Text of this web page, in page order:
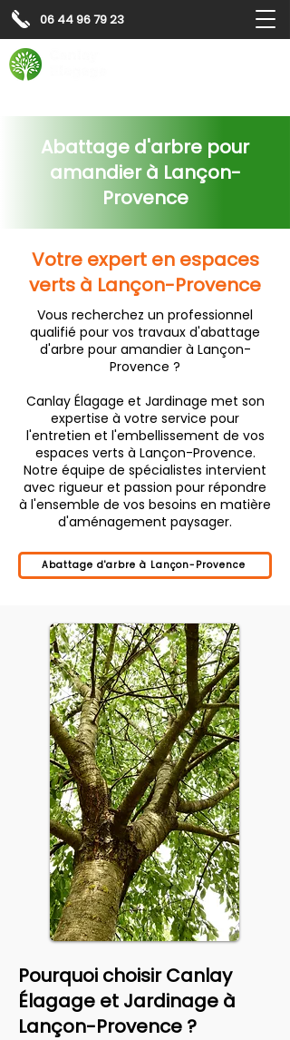
06 44 96 79 23
Abattage d'arbre pour
amandier à Lançon-
Provence
Votre expert en espaces
verts à Lançon-Provence
Vous recherchez un professionnel
qualifié pour vos travaux d'abattage
d'arbre pour amandier à Lançon-
Provence ?
Canlay Élagage et Jardinage met son
expertise à votre service pour
l'entretien et l'embellissement de vos
espaces verts à Lançon-Provence.
Notre équipe de spécialistes intervient
avec rigueur et passion pour répondre
à l'ensemble de vos besoins en matière
d'aménagement paysager.
Abattage d'arbre à Lançon-Provence
Pourquoi choisir Canlay
Élagage et Jardinage à
Lançon-Provence ?